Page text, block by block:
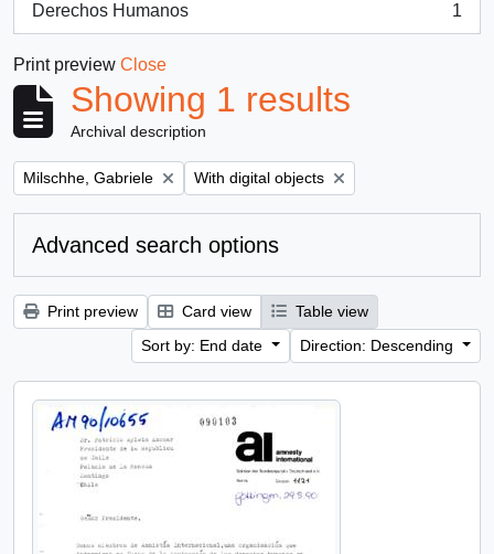
Derechos Humanos
, 1 results
1
Print preview Close
Showing 1 results
Archival description
Remove filter:
Milschhe, Gabriele Remove filter:
With digital objects
Advanced search options
Print preview Card view
Table view
Sort by: End date
Direction: Descending